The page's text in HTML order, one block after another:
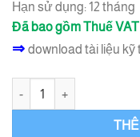
Hạn sử dụng: 12 tháng
Đã bao gồm Thuế VAT
⇒ download tài liệu kỹ